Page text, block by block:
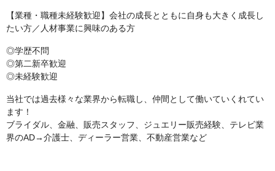
【業種・職種未経験歓迎】会社の成長とともに自身も大きく成長し
たい方／人材事業に興味のある方
◎学歴不問
◎第二新卒歓迎
◎未経験歓迎
当社では過去様々な業界から転職し、仲間として働いていくれてい
ます！
ブライダル、金融、販売スタッフ、ジュエリー販売経験、テレビ業
界のAD→介護士、ディーラー営業、不動産営業など